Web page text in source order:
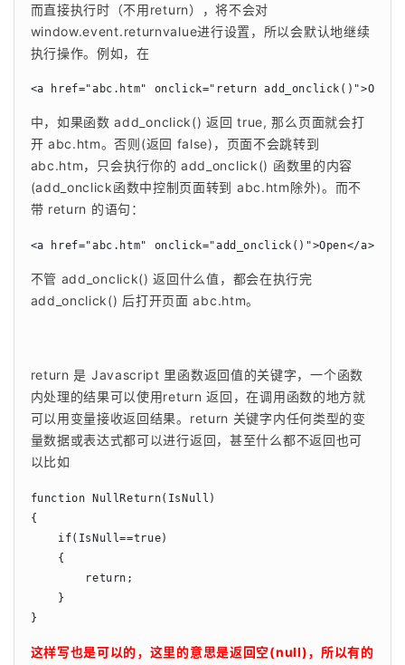
而直接执行时（不用return），将不会对
window.event.returnvalue进行设置，所以会默认地继续
执行操作。例如，在
<a href="abc.htm" onclick="return
中，如果函数 add_onclick() 返回 true, 那么页面就会打
开 abc.htm。否则(返回 false)，页面不会跳转到
abc.htm，只会执行你的 add_onclick() 函数里的内容
(add_onclick函数中控制页面转到 abc.htm除外)。而不
带 return 的语句：
<a href="abc.htm" onclick="add_onclick()">Open</a>
不管 add_onclick() 返回什么值，都会在执行完
add_onclick() 后打开页面 abc.htm。
return 是 Javascript 里函数返回值的关键字，一个函数
内处理的结果可以使用return 返回，在调用函数的地方就
可以用变量接收返回结果。return 关键字内任何类型的变
量数据或表达式都可以进行返回，甚至什么都不返回也可
以比如
function NullReturn(IsNull)
{
    if(IsNull==true)
    {
        return;
    }
}
这样写也是可以的，这里的意思是返回空(null)，所以有的